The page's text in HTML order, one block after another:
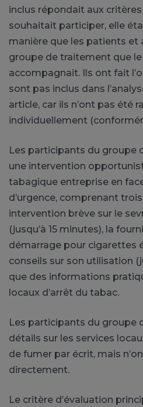
inclus répondait aux critères
souhaitait participer, elle
manière que les patients et
groupe de traitement que le
accompagnait. Ils ont fait
sont pas inclus dans
article, car ils n’ont pas été
individuellement
Les participants du groupe
une intervention
tabagique entreprise en
d’urgence, comprenant
intervention brève sur le
(jusqu’à 15 minutes), la
démarrage pour cigarettes
conseils sur son utilisation
que des informations
locaux d’arrêt du tabac.
Les participants du groupe
détails sur les services
de fumer par écrit, mais
directement.
Le critère d’évaluation